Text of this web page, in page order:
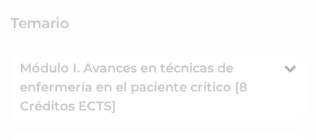
Temario
Módulo I. Avances en técnicas de
enfermería en el paciente crítico [8
Créditos ECTS]